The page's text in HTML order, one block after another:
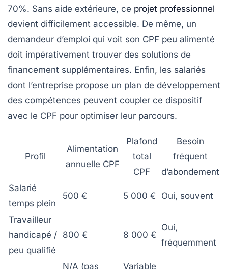
70%. Sans aide extérieure, ce projet professionnel
devient difficilement accessible. De même, un
demandeur d’emploi qui voit son CPF peu alimenté
doit impérativement trouver des solutions de
financement supplémentaires. Enfin, les salariés
dont l’entreprise propose un plan de développement
des compétences peuvent coupler ce dispositif
avec le CPF pour optimiser leur parcours.
Profil
Alimentation
annuelle CPF
Plafond
total
CPF
Besoin
fréquent
d’abondement
Salarié
temps plein
500 € 5 000 € Oui, souvent
Travailleur
handicapé /
peu qualifié
800 € 8 000 €
Oui,
fréquemment
N/A (pas Variable